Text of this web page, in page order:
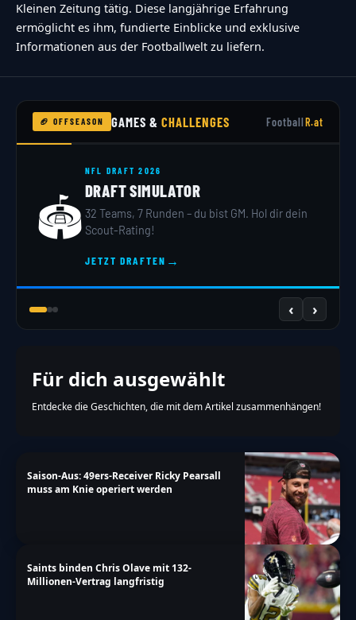
Kleinen Zeitung tätig. Diese langjährige Erfahrung
ermöglicht es ihm, fundierte Einblicke und exklusive
Informationen aus der Footballwelt zu liefern.
🏈 OFFSEASON GAMES &CHALLENGES FootballR.at
🏟️
NFL DRAFT 2026
DRAFT SIMULATOR
32 Teams, 7 Runden – du bist GM. Hol dir dein
Scout-Rating!
JETZT DRAFTEN →
‹ ›
Für dich ausgewählt
Entdecke die Geschichten, die mit dem Artikel zusammenhängen!
Saison-Aus: 49ers-Receiver Ricky Pearsall
muss am Knie operiert werden
Saints binden Chris Olave mit 132-
Millionen-Vertrag langfristig